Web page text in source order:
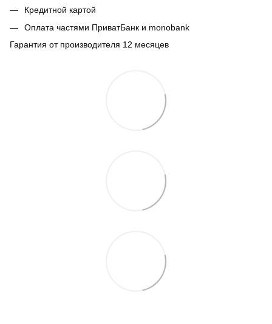
Кредитной картой
Оплата частями ПриватБанк и monobank
Гарантия от производителя 12 месяцев